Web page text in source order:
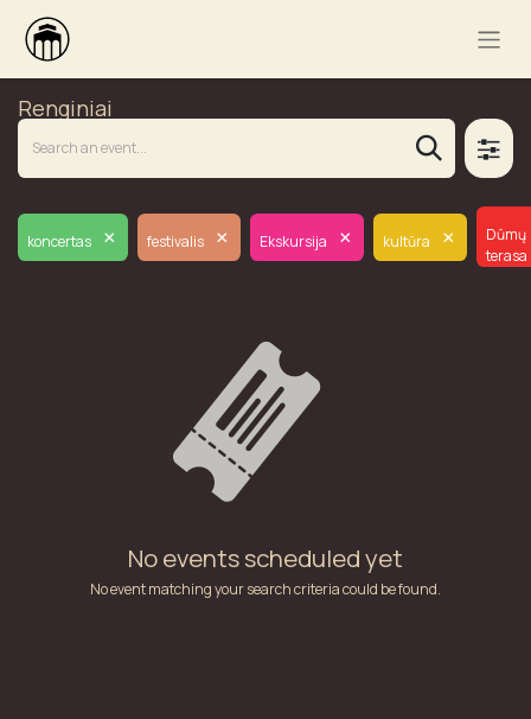
Renginiai
koncertas × festivalis × Ekskursija × kultūra ×
Dūmų
terasa
No events scheduled yet
No event matching your search criteria could be found.